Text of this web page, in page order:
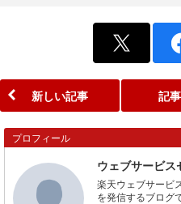
新しい記事 記
プロフィール
ウェブサービス
楽天ウェブサービ
を発信するブログ